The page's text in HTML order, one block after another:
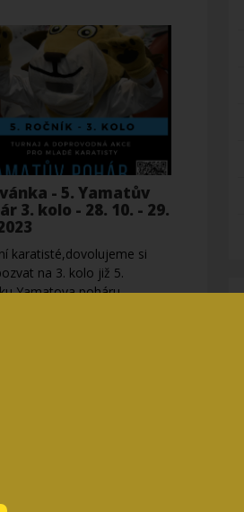
- 5. Yamatův
3. kolo - 28. 10. - 29.
karatisté,dovolujeme si
na 3. kolo již 5.
Yamatova poháru –